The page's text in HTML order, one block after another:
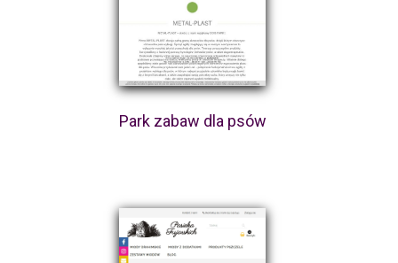
Park zabaw dla psów